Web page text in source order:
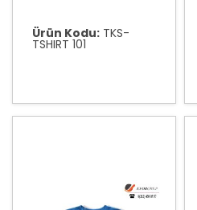
Ürün Kodu: TKS-
TSHIRT 101